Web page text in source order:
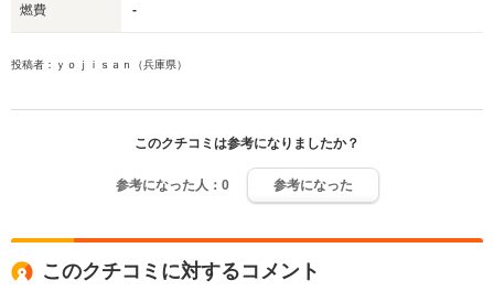
燃費 -
投稿者：ｙｏｊｉｓａｎ（兵庫県）
このクチコミは参考になりましたか？
参考になった人： 0 参考になった
このクチコミに対するコメント